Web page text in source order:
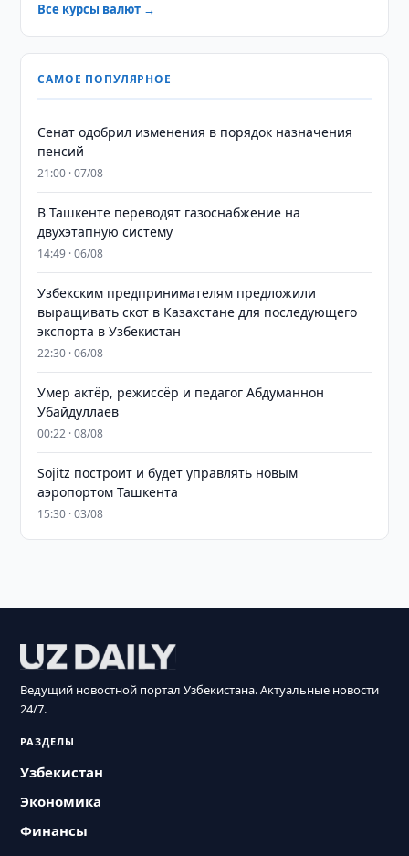
Все курсы валют →
САМОЕ ПОПУЛЯРНОЕ
Сенат одобрил изменения в порядок назначения
пенсий
21:00 · 07/08
В Ташкенте переводят газоснабжение на
двухэтапную систему
14:49 · 06/08
Узбекским предпринимателям предложили
выращивать скот в Казахстане для последующего
экспорта в Узбекистан
22:30 · 06/08
Умер актёр, режиссёр и педагог Абдуманнон
Убайдуллаев
00:22 · 08/08
Sojitz построит и будет управлять новым
аэропортом Ташкента
15:30 · 03/08
Ведущий новостной портал Узбекистана. Актуальные новости
24/7.
РАЗДЕЛЫ
Узбекистан
Экономика
Финансы